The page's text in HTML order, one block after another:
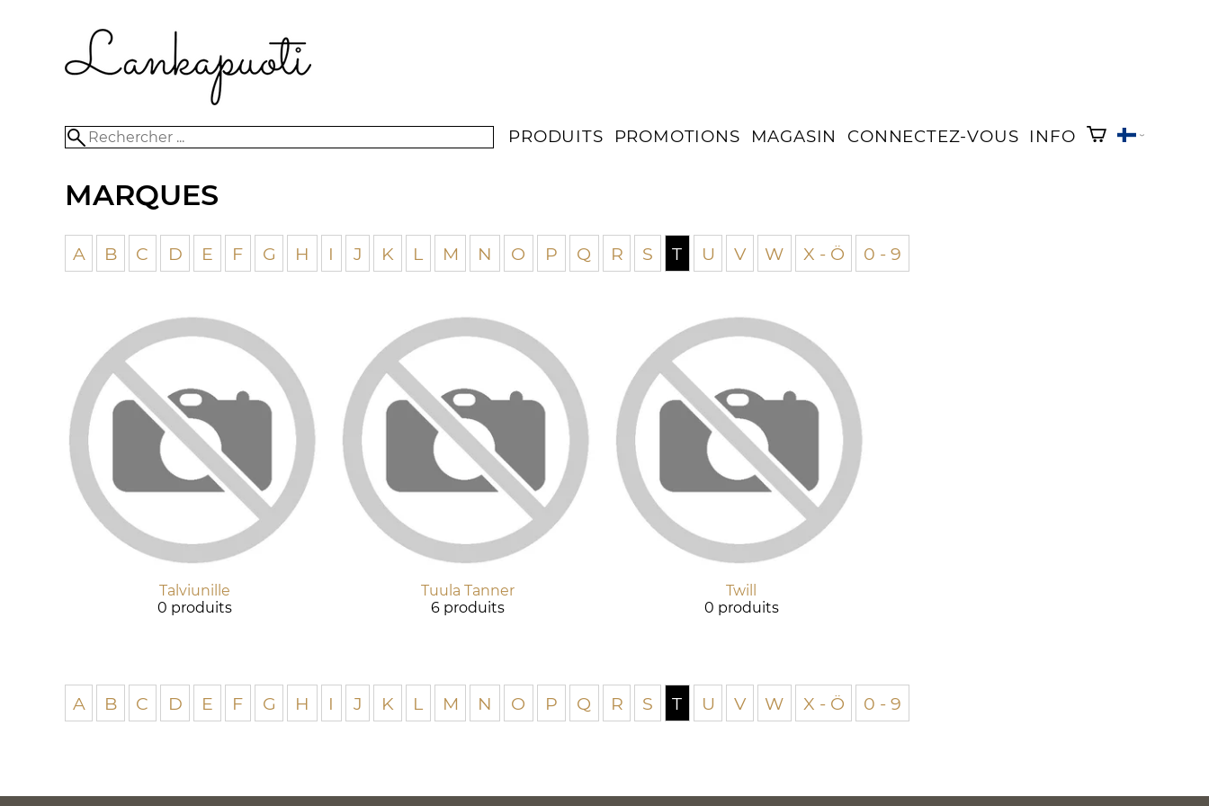
PRODUITS PROMOTIONS MAGASIN CONNECTEZ-VOUS INFO
MARQUES
A B C D E F G H I J K L M N O P Q R S T U V W X - Ö 0 - 9
Talviunille
0 produits
Tuula Tanner
6 produits
Twill
0 produits
A B C D E F G H I J K L M N O P Q R S T U V W X - Ö 0 - 9